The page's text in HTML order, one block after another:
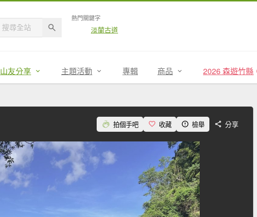
熱門關鍵字
淡蘭古道
山友分享 主題活動 專輯 商品 2026 森遊竹縣
拍個手吧 收藏 檢舉 分享